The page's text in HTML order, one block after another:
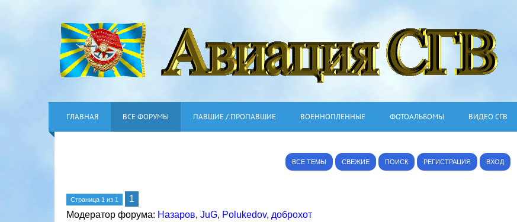
ГЛАВНАЯ ВСЕ ФОРУМЫ ПАВШИЕ / ПРОПАВШИЕ ВОЕННОПЛЕННЫЕ ФОТОАЛЬБОМЫ ВИДЕО СГВ
ВСЕ ТЕМЫ СВЕЖИЕ ПОИСК РЕГИСТРАЦИЯ ВХОД
Страница 1 из 1
1
Модератор форума: Назаров, JuG, Polukedov, доброхот